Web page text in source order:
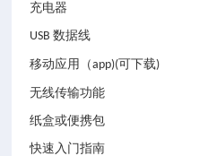
充电器
USB数据线
移动应用（app)(可下载)
无线传输功能
纸盒或便携包
快速入门指南